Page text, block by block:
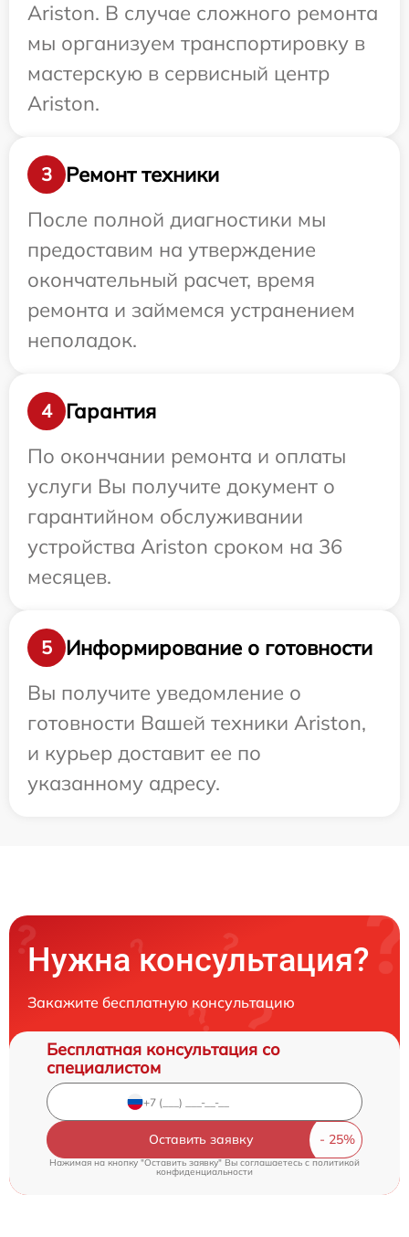
Ariston. В случае сложного ремонта
мы организуем транспортировку в
мастерскую в сервисный центр
Ariston.
3
Ремонт техники
После полной диагностики мы
предоставим на утверждение
окончательный расчет, время
ремонта и займемся устранением
неполадок.
4
Гарантия
По окончании ремонта и оплаты
услуги Вы получите документ о
гарантийном обслуживании
устройства Ariston сроком на 36
месяцев.
5
Информирование о готовности
Вы получите уведомление о
готовности Вашей техники Ariston,
и курьер доставит ее по
указанному адресу.
Нужна консультация?
Закажите бесплатную консультацию
Бесплатная консультация со
специалистом
Оставить заявку
Нажимая на кнопку "Оставить заявку" Вы соглашаетесь c политикой
конфиденциальности